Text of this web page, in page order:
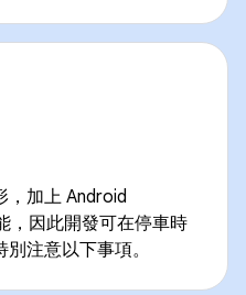
，加上 Android
，因此開發可在停車時
注意以下事項。